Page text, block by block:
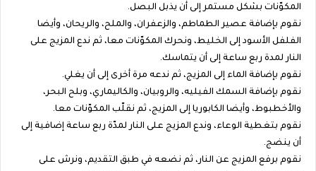
المكوّنات بشكل مستمر إلى أن يذبل البصل.
نقوم بإضافة عصير الطماطم، والزعفران، والملح، والريحان، وأيضا
الفلفل الأسود إلى الخليط، ونحرك المكوّنات معا، ثم ندع المزيج على
النار لمدة ربع ساعة إلى أن يتماسك.
نقوم بإضافة الماء إلى المزيج، ثم ندعه مرة أخرى إلى أن يغلي.
نقوم بإضافة السمك الفيليه، والروبيان، والكاليماري، وبلح البحر،
والأخطبوط، وأيضا الكابوريا إلى المزيج، ثم نقلّب المكوّنات معا.
نقوم بتغطية الوعاء، وندع المزيج على النار لمدّة ربع ساعة إضافية إلى
أن ينضج.
نقوم برفع المزيج عن النار، ثم نضعه في طبق التقديم، ونرش على